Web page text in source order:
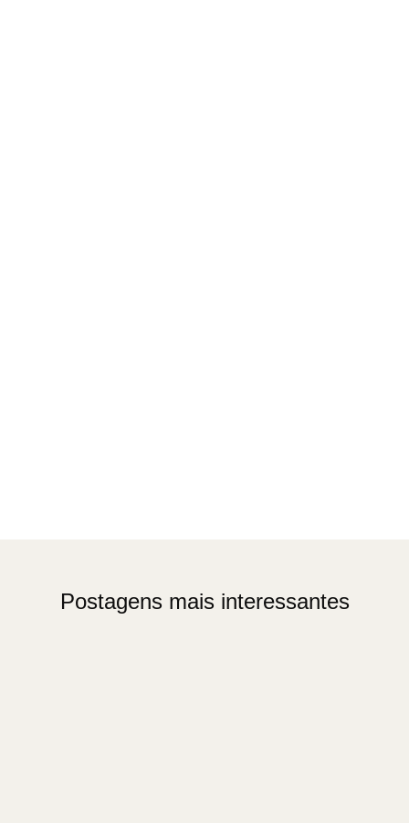
Postagens mais interessantes